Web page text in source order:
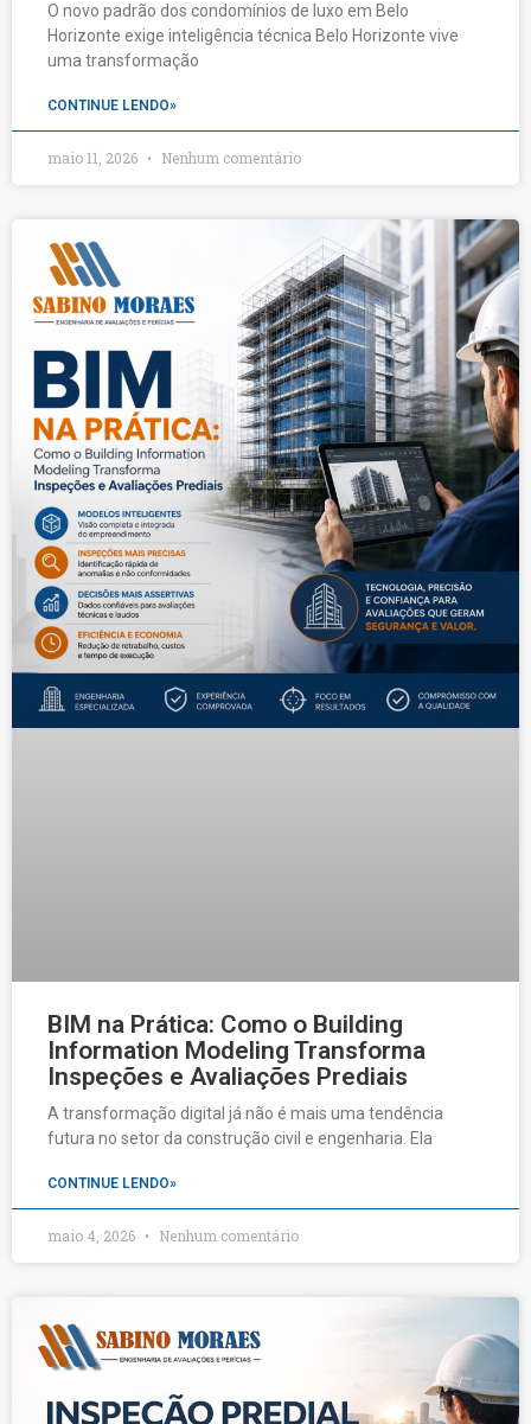
O novo padrão dos condomínios de luxo em Belo
Horizonte exige inteligência técnica Belo Horizonte vive
uma transformação
CONTINUE LENDO»
maio 11, 2026 Nenhum comentário
BIM na Prática: Como o Building
Information Modeling Transforma
Inspeções e Avaliações Prediais
A transformação digital já não é mais uma tendência
futura no setor da construção civil e engenharia. Ela
CONTINUE LENDO»
maio 4, 2026 Nenhum comentário